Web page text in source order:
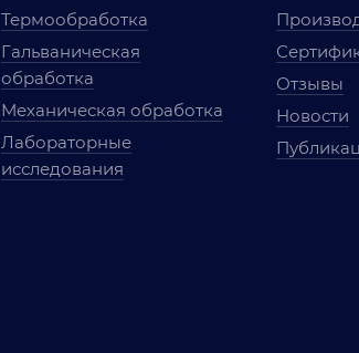
Термообработка
Гальваническая
обработка
Механическая обработка
Лабораторные
исследования
Отзывы
Новости